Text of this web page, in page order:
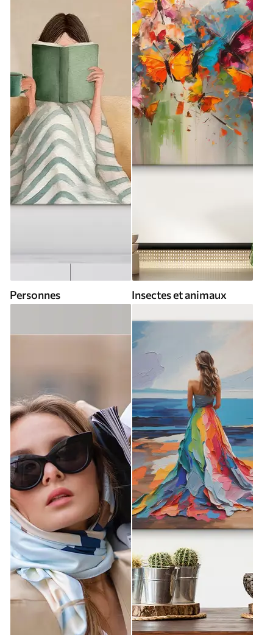
Personnes Insectes et animaux